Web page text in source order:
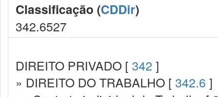
Classificação (CDDir)
342.6527
DIREITO PRIVADO [ 342 ]
» DIREITO DO TRABALHO [ 342.6 ]